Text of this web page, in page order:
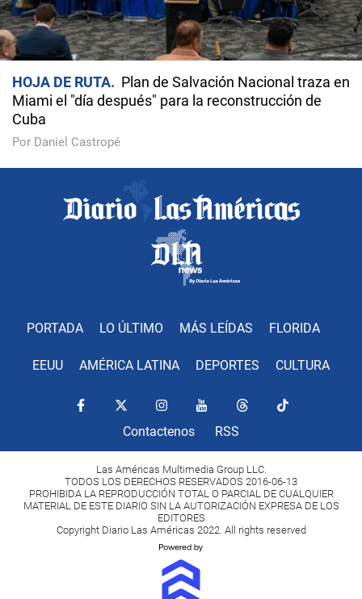
HOJA DE RUTA
Plan de Salvación Nacional traza en
Miami el "día después" para la reconstrucción de
Cuba
Por Daniel Castropé
PORTADA LO ÚLTIMO MÁS LEÍDAS FLORIDA
EEUU AMÉRICA LATINA DEPORTES CULTURA
Contactenos RSS
Las Américas Multimedia Group LLC.
TODOS LOS DERECHOS RESERVADOS 2016-06-13
PROHIBIDA LA REPRODUCCIÓN TOTAL O PARCIAL DE CUALQUIER
MATERIAL DE ESTE DIARIO SIN LA AUTORIZACIÓN EXPRESA DE LOS
EDITORES
Copyright Diario Las Américas 2022. All rights reserved